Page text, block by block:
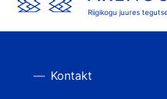
Riigikogu juures
Kontakt